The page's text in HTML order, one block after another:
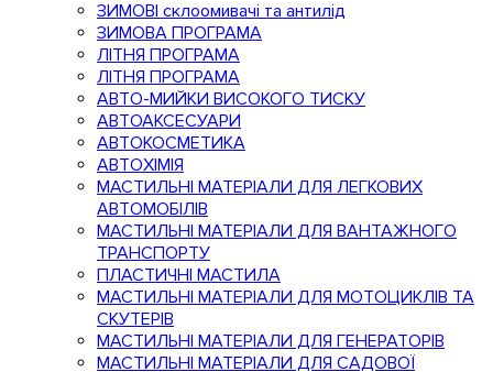
ЗИМОВІ склоомивачі та антилід
ЗИМОВА ПРОГРАМА
ЛІТНЯ ПРОГРАМА
ЛІТНЯ ПРОГРАМА
АВТО-МИЙКИ ВИСОКОГО ТИСКУ
АВТОАКСЕСУАРИ
АВТОКОСМЕТИКА
АВТОХІМІЯ
МАСТИЛЬНІ МАТЕРІАЛИ ДЛЯ ЛЕГКОВИХ
АВТОМОБІЛІВ
МАСТИЛЬНІ МАТЕРІАЛИ ДЛЯ ВАНТАЖНОГО
ТРАНСПОРТУ
ПЛАСТИЧНІ МАСТИЛА
МАСТИЛЬНІ МАТЕРІАЛИ ДЛЯ МОТОЦИКЛІВ ТА
СКУТЕРІВ
МАСТИЛЬНІ МАТЕРІАЛИ ДЛЯ ГЕНЕРАТОРІВ
МАСТИЛЬНІ МАТЕРІАЛИ ДЛЯ САДОВОЇ